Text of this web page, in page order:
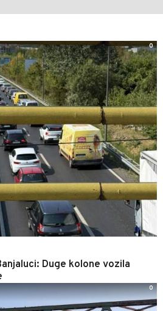
Duge kolone vozila
0
0